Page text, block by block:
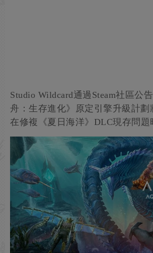
Studio Wildcard通過Steam社區公
舟：生存進化》原定引擎升級計劃
在修複《夏日海洋》DLC現存問題